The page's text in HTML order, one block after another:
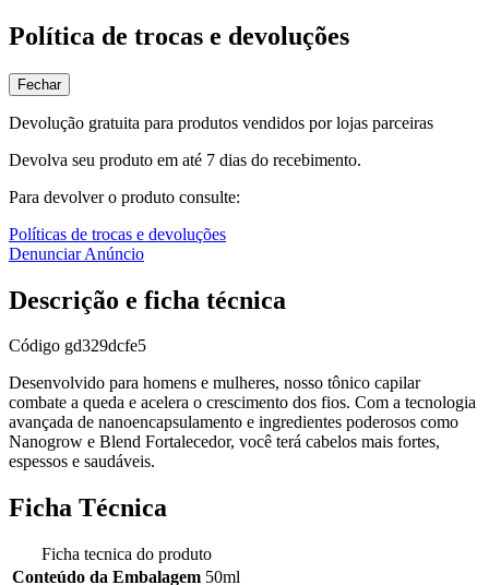
Política de trocas e devoluções
Fechar
Devolução gratuita para produtos vendidos por lojas parceiras
Devolva seu produto em até 7 dias do recebimento.
Para devolver o produto consulte:
Políticas de trocas e devoluções
Denunciar Anúncio
Descrição e ficha técnica
Código gd329dcfe5
Desenvolvido para homens e mulheres, nosso tônico capilar
combate a queda e acelera o crescimento dos fios. Com a tecnologia
avançada de nanoencapsulamento e ingredientes poderosos como
Nanogrow e Blend Fortalecedor, você terá cabelos mais fortes,
espessos e saudáveis.
Ficha Técnica
Ficha tecnica do produto
Conteúdo da Embalagem 50ml